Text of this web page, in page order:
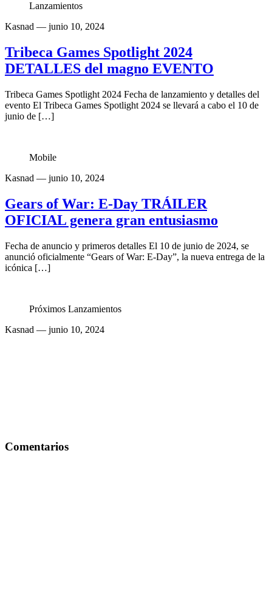
Lanzamientos
Kasnad — junio 10, 2024
Tribeca Games Spotlight 2024
DETALLES del magno EVENTO
Tribeca Games Spotlight 2024 Fecha de lanzamiento y detalles del
evento El Tribeca Games Spotlight 2024 se llevará a cabo el 10 de
junio de […]
Mobile
Kasnad — junio 10, 2024
Gears of War: E-Day TRÁILER
OFICIAL genera gran entusiasmo
Fecha de anuncio y primeros detalles El 10 de junio de 2024, se
anunció oficialmente “Gears of War: E-Day”, la nueva entrega de la
icónica […]
Próximos Lanzamientos
Kasnad — junio 10, 2024
Comentarios